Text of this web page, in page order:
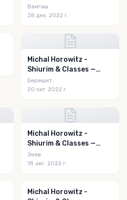
Vayigash 5783
Ваигаш
28 дек. 2022 г.
Michal Horowitz -
Shiurim & Classes —
Bereishis 5783
Берешит
20 окт. 2022 г.
Michal Horowitz -
Shiurim & Classes —
Eikev 5782
Экев
18 авг. 2022 г.
Michal Horowitz -